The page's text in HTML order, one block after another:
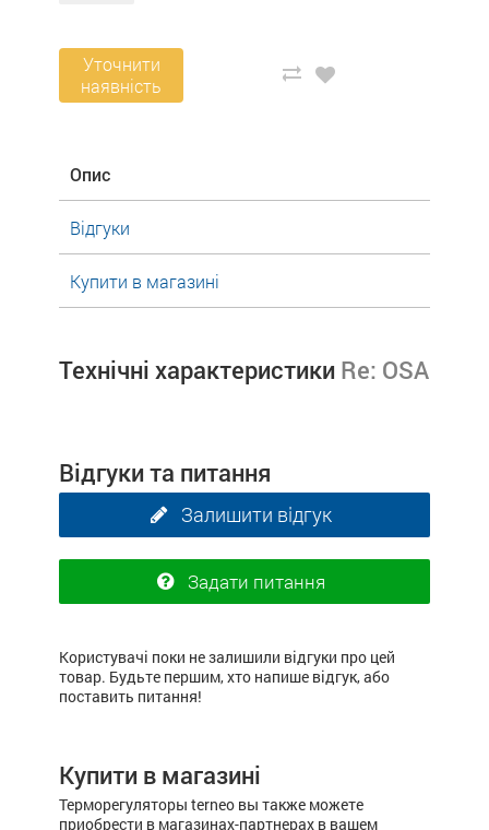
Уточнити
наявність
Опис
Відгуки
Купити в магазині
Технічні характеристики Re: OSA
Відгуки та питання
Залишити відгук
Задати питання
Користувачі поки не залишили відгуки про цей
товар. Будьте першим, хто напише відгук, або
поставить питання!
Купити в магазині
Терморегуляторы terneo вы также можете
приобрести в магазинах-партнерах в вашем